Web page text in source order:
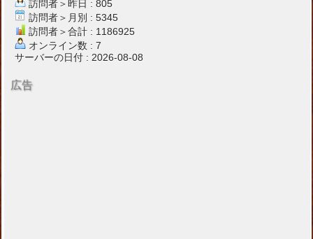
訪問者＞昨日 : 805
訪問者＞月別 : 5345
訪問者＞合計 : 1186925
オンライン数 : 7
サーバーの日付 : 2026-08-08
広告